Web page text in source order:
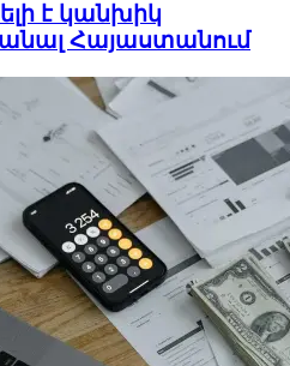
է կանխիկ
Հայաստանում